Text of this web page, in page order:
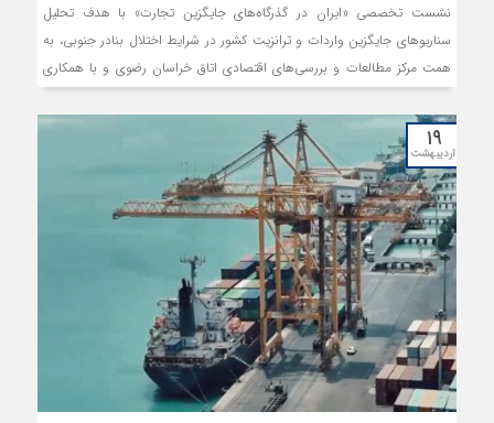
نشست تخصصی «ایران در گذرگاه‌های جایگزین تجارت» با هدف تحلیل
سناریوهای جایگزین واردات و ترانزیت کشور در شرایط اختلال بنادر جنوبی، به
همت مرکز مطالعات و بررسی‌های اقتصادی اتاق خراسان رضوی و با همکاری
کمیسیون حمل‌ونقل، لجستیک و ترانزیت اتاق برگزار شد.
۱۹
اردیبهشت